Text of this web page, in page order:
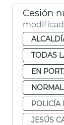
TODAS
EN
NORMAL
POLICÍA
JESÚS